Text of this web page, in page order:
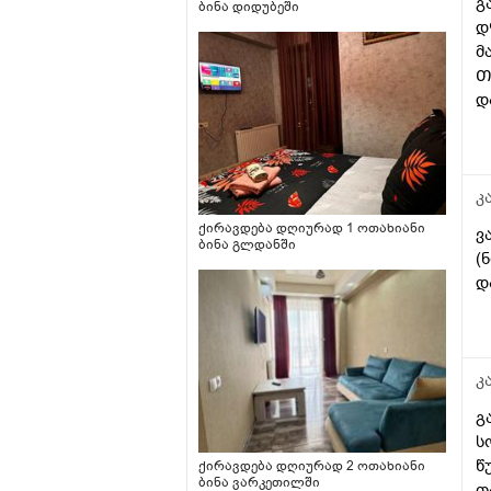
ყოველი გაციების.ის არის
რომ ამ პულმიკოლტის
ფონზე თსჩ ამერია ამდრნი
ხნის დარეგულირებული.
ბინა დიდუბეში
ქირავდება დღიურად 1 ოთახიანი
ბინა გლდანში
ქირავდება დღიურად 2 ოთახიანი
ბინა ვარკეთილში